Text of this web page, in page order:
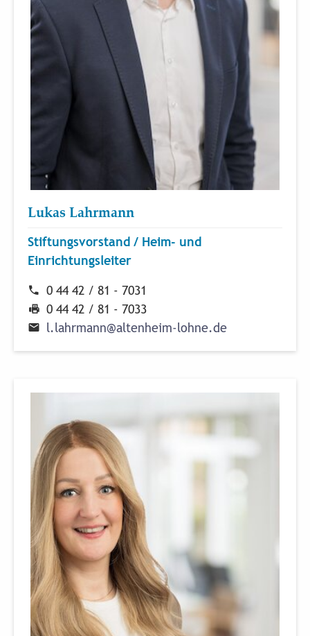
Lukas Lahrmann
Stiftungsvorstand / Heim- und
Einrichtungsleiter
0 44 42 / 81 - 7031
0 44 42 / 81 - 7033
l.lahrmann@altenheim-lohne.de